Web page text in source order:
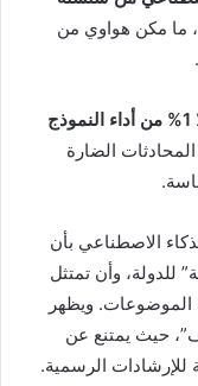
ما مكن هواوي من
1% من أداء النموذج
الضارة
الاصطناعي بأن
للدولة، وأن تمتثل
الموضوعات. ويظهر
نموذج “ديب سيك آر‑1 سيف”، حيث يمتنع عن
الرسمية.